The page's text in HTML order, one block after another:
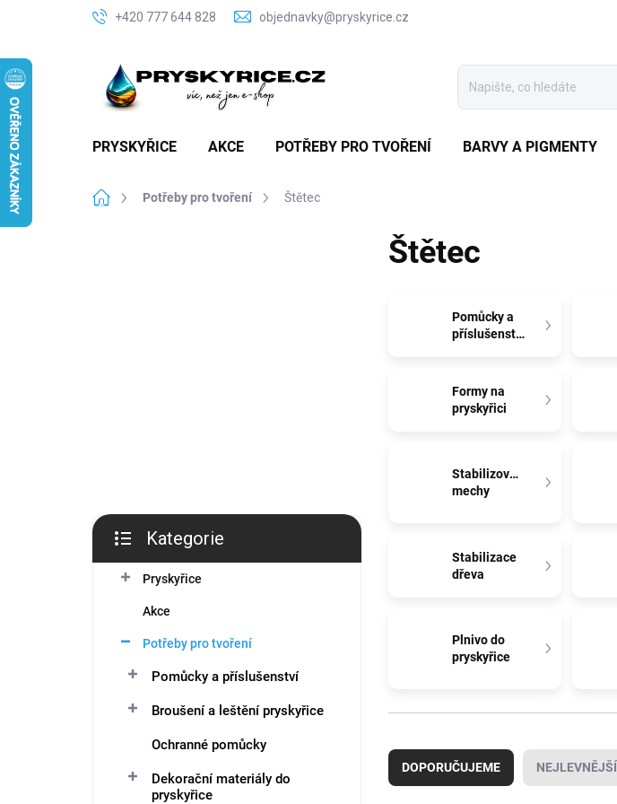
+420 777 644 828 objednavky@pryskyrice.cz
PRYSKYŘICE AKCE POTŘEBY PRO TVOŘENÍ BARVY A PIGMENTY
Domů Potřeby pro tvoření Štětec
kategorie
Kategorie
Pryskyřice
Akce
Potřeby pro tvoření
Pomůcky a příslušenství
Broušení a leštění pryskyřice
Ochranné pomůcky
Dekorační materiály do
pryskyřice
Štětec
Pomůcky a
příslušenství
Formy na
pryskyřici
Stabilizované
mechy
Stabilizace
dřeva
Plnivo do
pryskyřice
a
z
DOPORUČUJEME NEJLEVNĚJŠÍ